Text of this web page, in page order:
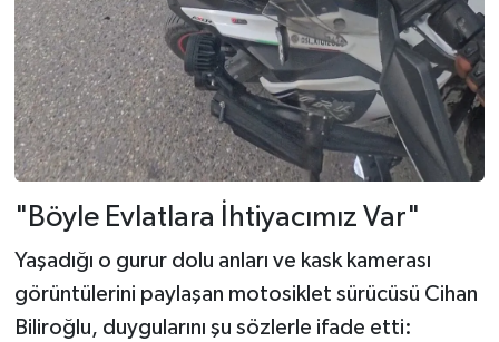
"Böyle Evlatlara İhtiyacımız Var"
Yaşadığı o gurur dolu anları ve kask kamerası
görüntülerini paylaşan motosiklet sürücüsü Cihan
Biliroğlu, duygularını şu sözlerle ifade etti: